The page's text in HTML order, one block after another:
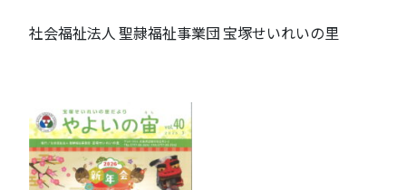
社会福祉法人 聖隷福祉事業団 宝塚せいれいの里